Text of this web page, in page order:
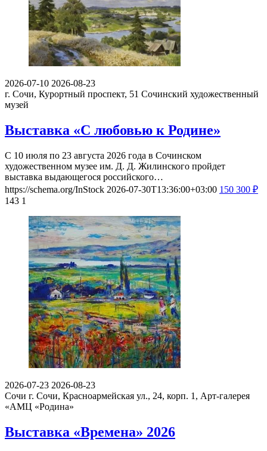
2026-07-10 2026-08-23
г. Сочи, Курортный проспект, 51 Сочинский художественный
музей
Выставка «С любовью к Родине»
С 10 июля по 23 августа 2026 года в Сочинском
художественном музее им. Д. Д. Жилинского пройдет
выставка выдающегося российского…
https://schema.org/InStock 2026-07-30T13:36:00+03:00 150 300 ₽
143 1
2026-07-23 2026-08-23
Сочи г. Сочи, Красноармейская ул., 24, корп. 1, Арт-галерея
«АМЦ «Родина»
Выставка «Времена» 2026